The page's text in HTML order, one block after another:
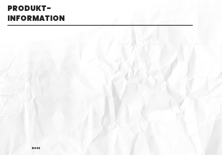
NASE
PRODUKT-
INFORMATION